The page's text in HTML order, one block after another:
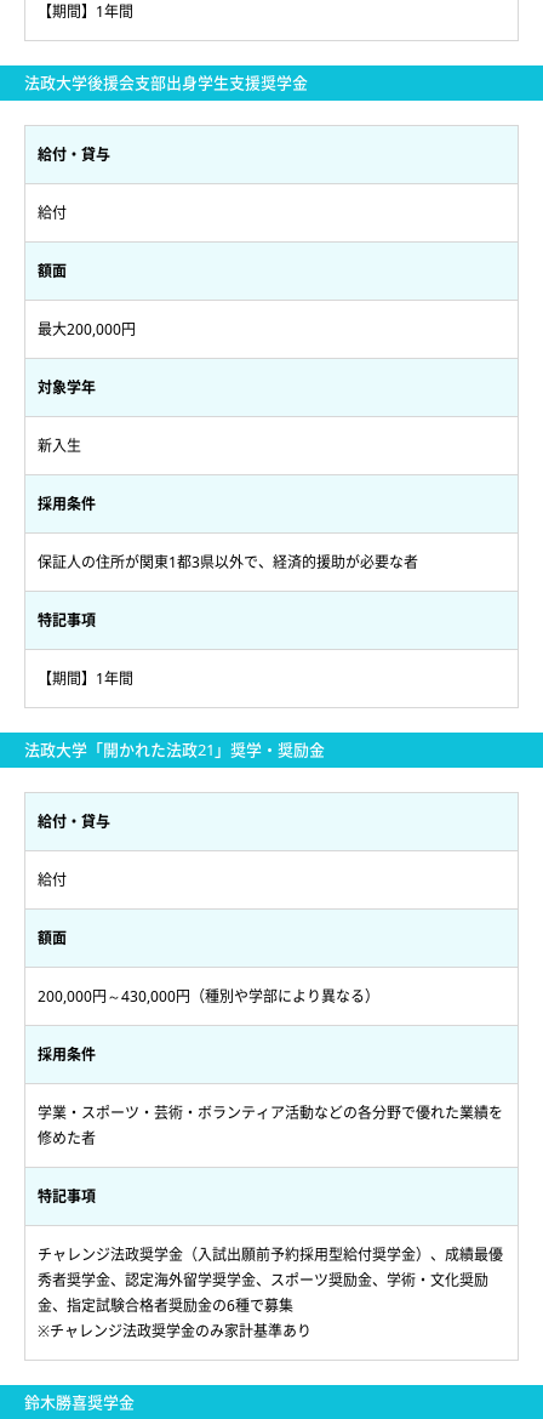
【期間】1年間
法政大学後援会支部出身学生支援奨学金
給付・貸与
給付
額面
最大200,000円
対象学年
新入生
採用条件
保証人の住所が関東1都3県以外で、経済的援助が必要な者
特記事項
【期間】1年間
法政大学「開かれた法政21」奨学・奨励金
給付・貸与
給付
額面
200,000円～430,000円（種別や学部により異なる）
採用条件
学業・スポーツ・芸術・ボランティア活動などの各分野で優れた業績を
修めた者
特記事項
チャレンジ法政奨学金（入試出願前予約採用型給付奨学金）、成績最優
秀者奨学金、認定海外留学奨学金、スポーツ奨励金、学術・文化奨励
金、指定試験合格者奨励金の6種で募集
※チャレンジ法政奨学金のみ家計基準あり
鈴木勝喜奨学金